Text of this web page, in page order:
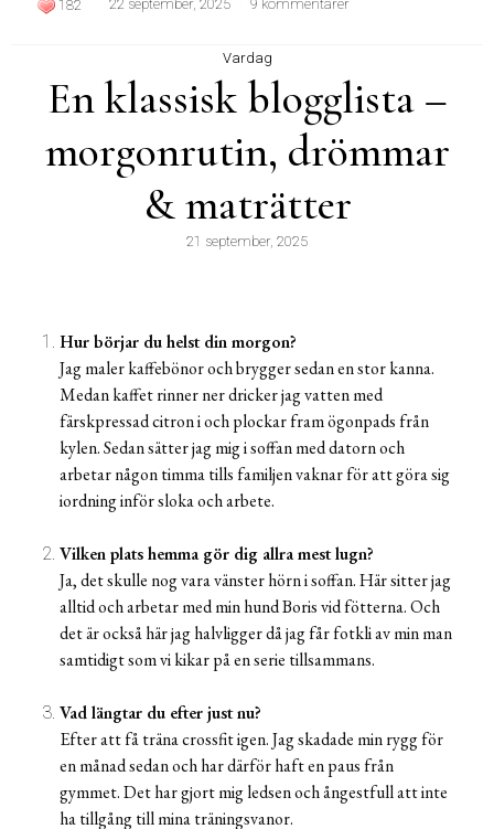
182 22 september, 2025 9 kommentarer
Vardag
En klassisk blogglista –
morgonrutin, drömmar
& maträtter
21 september, 2025
Hur börjar du helst din morgon?
Jag maler kaffebönor och brygger sedan en stor kanna.
Medan kaffet rinner ner dricker jag vatten med
färskpressad citron i och plockar fram ögonpads från
kylen. Sedan sätter jag mig i soffan med datorn och
arbetar någon timma tills familjen vaknar för att göra sig
iordning inför sloka och arbete.
Vilken plats hemma gör dig allra mest lugn?
Ja, det skulle nog vara vänster hörn i soffan. Här sitter jag
alltid och arbetar med min hund Boris vid fötterna. Och
det är också här jag halvligger då jag får fotkli av min man
samtidigt som vi kikar på en serie tillsammans.
Vad längtar du efter just nu?
Efter att få träna crossfit igen. Jag skadade min rygg för
en månad sedan och har därför haft en paus från
gymmet. Det har gjort mig ledsen och ångestfull att inte
ha tillgång till mina träningsvanor.